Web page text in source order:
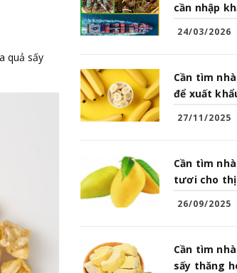
quả sấy
cần nhập
24/03/2026
Cần tìm
để xuất
27/11/2025
Cần tìm
tươi cho
26/09/2025
Cần tìm
sấy thăng